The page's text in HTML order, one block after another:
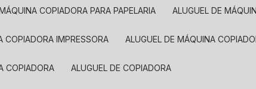
MÁQUINA COPIADORA PARA PAPELARIA ALUGUEL DE
COPIADORA IMPRESSORA ALUGUEL DE MÁQUINA
COPIADORA ALUGUEL DE COPIADORA